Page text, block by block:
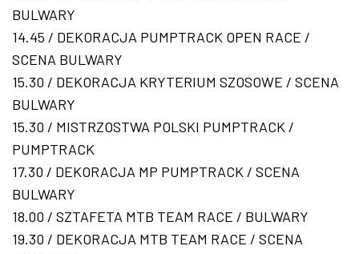
BULWARY
14.45 / DEKORACJA PUMPTRACK OPEN RACE /
SCENA BULWARY
15.30 / DEKORACJA KRYTERIUM SZOSOWE / SCENA
BULWARY
15.30 / MISTRZOSTWA POLSKI PUMPTRACK /
PUMPTRACK
17.30 / DEKORACJA MP PUMPTRACK / SCENA
BULWARY
18.00 / SZTAFETA MTB TEAM RACE / BULWARY
19.30 / DEKORACJA MTB TEAM RACE / SCENA